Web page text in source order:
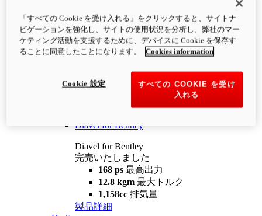
¥4,400,000 i
コンフィギュレーター 製品詳細
newV4 RS 100
12.2 kgm
最大トルク
装備重量（燃料を除く）
Diavel for Bentley
Diavel for Bentley
完売いたしました
168 ps 最高出力
12.8 kgm 最大トルク
1,158cc 排気量
製品詳細
「すべての Cookie を受け入れる」をクリックすると、サイトナ
ビゲーションを強化し、サイトの使用状況を分析し、弊社のマー
ケティング活動を支援するために、デバイスに Cookie を保存す
ることに同意したことになります。
Cookies information
すべての COOKIE を受け
入れる
Cookie 設定